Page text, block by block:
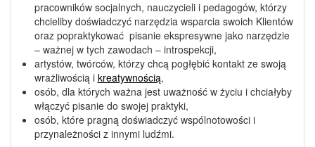
pracowników socjalnych, nauczycieli i pedagogów, którzy
chcieliby doświadczyć narzędzia wsparcia swoich Klientów
oraz popraktykować pisanie ekspresywne jako narzędzie
– ważnej w tych zawodach – introspekcji,
artystów, twórców, którzy chcą pogłębić kontakt ze swoją
wrażliwością i kreatywnością,
osób, dla których ważna jest uważność w życiu i chciałyby
włączyć pisanie do swojej praktyki,
osób, które pragną doświadczyć wspólnotowości i
przynależności z innymi ludźmi.